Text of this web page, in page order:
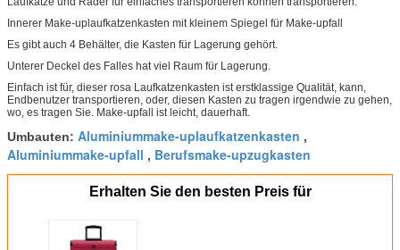
Innerer Make-uplaufkatzenkasten mit kleinem Spiegel für Make-upfall
Es gibt auch 4 Behälter, die Kasten für Lagerung gehört.
Unterer Deckel des Falles hat viel Raum für Lagerung.
Einfach ist für, dieser rosa Laufkatzenkasten ist erstklassige Qualität, kann,
Endbenutzer transportieren, oder, diesen Kasten zu tragen irgendwie zu gehen,
wo, es tragen Sie. Make-upfall ist leicht, dauerhaft.
Umbauten: Aluminiummake-uplaufkatzenkasten ,
Aluminiummake-upfall , Berufsmake-upzugkasten
Erhalten Sie den besten Preis für